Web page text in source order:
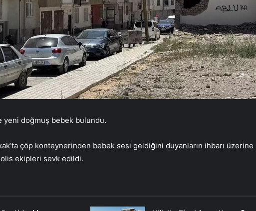
yeni doğmuş bebek bulundu.
çöp konteynerinden bebek sesi geldiğini duyanların ihbarı üzerine
ekipleri sevk edildi.